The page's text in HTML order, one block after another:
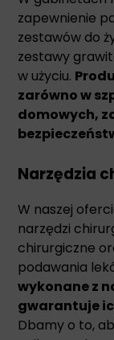
zapewnienie
zestawów do
zestawy
w użyciu.
zarówno w
domowych,
Narzędzia
W naszej
narzędzi
chirurgiczne
podawania
wykonane z
gwarantuje
Dbamy o to,